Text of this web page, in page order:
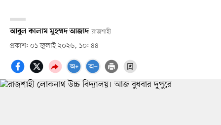
আবুল কালাম মুহম্মদ আজাদ রাজশাহী
প্রকাশ: ০১ জুলাই ২০২৬, ১০: ৪৪